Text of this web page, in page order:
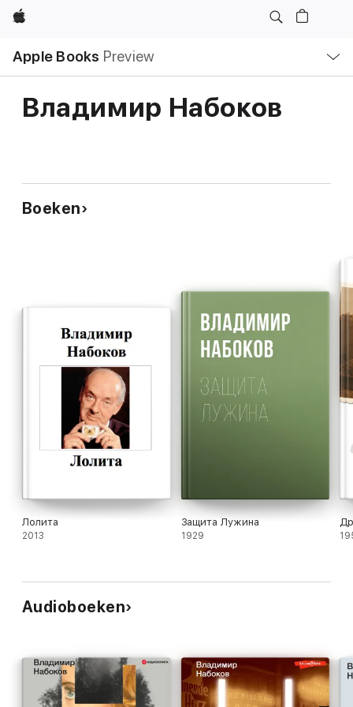
Apple
Apple Books Preview
lokaal
navigatiemenu
Владимир Набоков
Boeken
Лолита
2013
Защита Лужина
1929
Audioboeken